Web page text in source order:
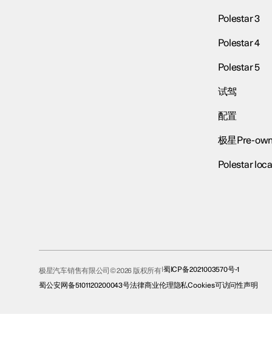
Polestar 3
Polestar 4
Polestar 5
试驾
配置
极星Pre-
Polestar
极星汽车销售有限公司© 2026 版权所有 蜀ICP备2021003570号-1
蜀公安网备5101120200043号法律商业伦理隐私Cookies可访问性声明